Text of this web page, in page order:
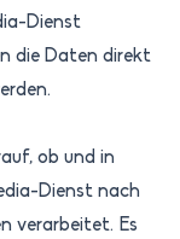
Dienst
die Daten direkt
ob und in
Dienst nach
verarbeitet. Es